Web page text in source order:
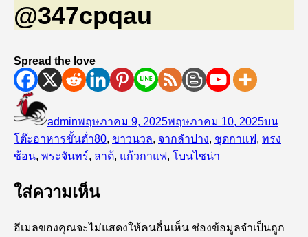
@347cpqau
Spread the love
เขียน
adminเมื่อ
พฤษภาคม 9, 2025พฤษภาคม 10, 2025หมู่
บน
โต๊ะอาหารป้าย
กำกับ
ขั้นต่ำ80, ขาวนวล, จากลำปาง, ชุดกาแฟ, ทรง
ซ้อน, พระจันทร์, ลาต้, แก้วกาแฟ, โบนไซน่า
ใส่ความเห็น
อีเมลของคุณจะไม่แสดงให้คนอื่นเห็น ช่องข้อมูลจำเป็นถูก